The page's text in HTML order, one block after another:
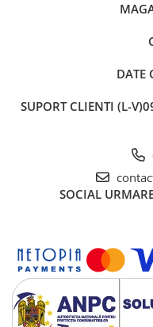
DATE
SUPORT CLIENTI (L-
SOCIAL